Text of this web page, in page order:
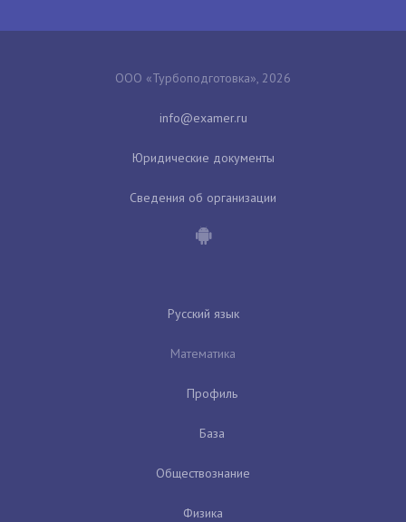
ООО «Турбоподготовка», 2026
Юридические документы
Сведения об организации
Русский язык
Математика
Профиль
База
Обществознание
Физика